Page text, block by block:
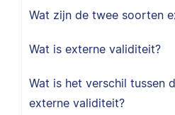
Wat zijn de twee soorten
Wat is externe validiteit?
Wat is het verschil tussen
externe validiteit?